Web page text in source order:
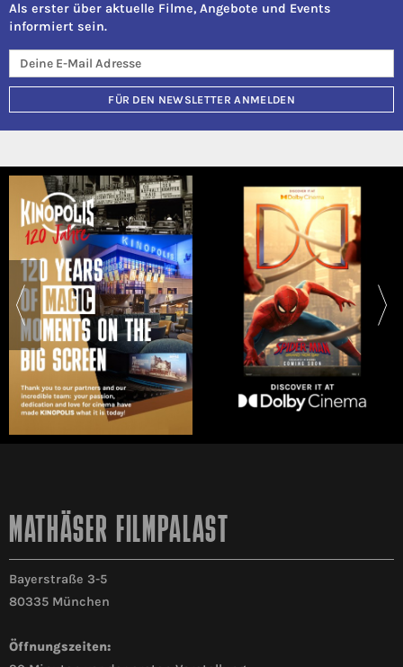
Als erster über aktuelle Filme, Angebote und Events
informiert sein.
FÜR DEN NEWSLETTER ANMELDEN
MATHÄSER FILMPALAST
Bayerstraße 3-5
80335 München
Öffnungszeiten: